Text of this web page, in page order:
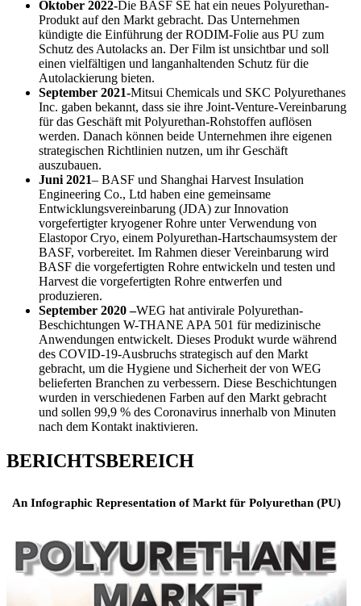
Oktober 2022-Die BASF SE hat ein neues Polyurethan-
Produkt auf den Markt gebracht. Das Unternehmen
kündigte die Einführung der RODIM-Folie aus PU zum
Schutz des Autolacks an. Der Film ist unsichtbar und soll
einen vielfältigen und langanhaltenden Schutz für die
Autolackierung bieten.
September 2021-Mitsui Chemicals und SKC Polyurethanes
Inc. gaben bekannt, dass sie ihre Joint-Venture-Vereinbarung
für das Geschäft mit Polyurethan-Rohstoffen auflösen
werden. Danach können beide Unternehmen ihre eigenen
strategischen Richtlinien nutzen, um ihr Geschäft
auszubauen.
Juni 2021– BASF und Shanghai Harvest Insulation
Engineering Co., Ltd haben eine gemeinsame
Entwicklungsvereinbarung (JDA) zur Innovation
vorgefertigter kryogener Rohre unter Verwendung von
Elastopor Cryo, einem Polyurethan-Hartschaumsystem der
BASF, vorbereitet. Im Rahmen dieser Vereinbarung wird
BASF die vorgefertigten Rohre entwickeln und testen und
Harvest die vorgefertigten Rohre entwerfen und
produzieren.
September 2020 –WEG hat antivirale Polyurethan-
Beschichtungen W-THANE APA 501 für medizinische
Anwendungen entwickelt. Dieses Produkt wurde während
des COVID-19-Ausbruchs strategisch auf den Markt
gebracht, um die Hygiene und Sicherheit der von WEG
belieferten Branchen zu verbessern. Diese Beschichtungen
wurden in verschiedenen Farben auf den Markt gebracht
und sollen 99,9 % des Coronavirus innerhalb von Minuten
nach dem Kontakt inaktivieren.
BERICHTSBEREICH
An Infographic Representation of Markt für Polyurethan (PU)